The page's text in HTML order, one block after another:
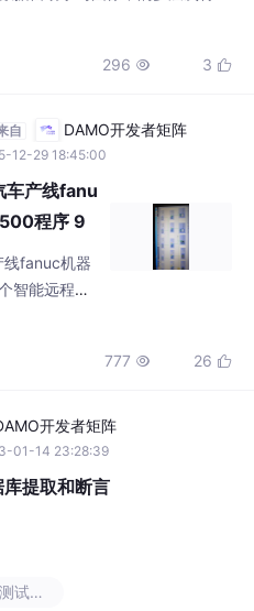
AI的赋能正将图像处理的能力边
掘，AI赋能的图像处
296  3 
自 DAMO开发者矩阵
12-29 18:45:00
车产线fanu
程序 9
线fanuc机器
智能远程终
，西门子安
777  26 
开发者矩阵
01-14 23:28:39
提取和断言
#测试工具